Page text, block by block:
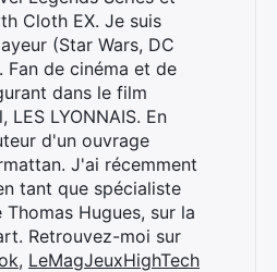
Cloth EX. Je suis
(Star Wars, DC
Fan de cinéma et de
dans le film
LYONNAIS. En
d'un ouvrage
J'ai récemment
tant que spécialiste
Hugues, sur la
Retrouvez-moi sur
, LeMagJeuxHighTech